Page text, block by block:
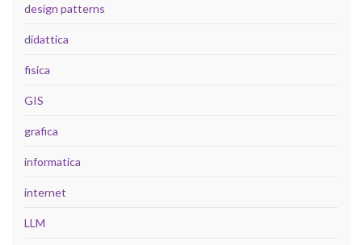
design patterns
didattica
fisica
GIS
grafica
informatica
internet
LLM